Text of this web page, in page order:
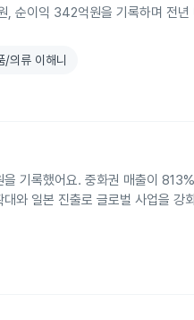
순이익 342억원을 기록하며 전
/의류 이해니
기록했어요. 중화권 매출이
와 일본 진출로 글로벌 사업을 강